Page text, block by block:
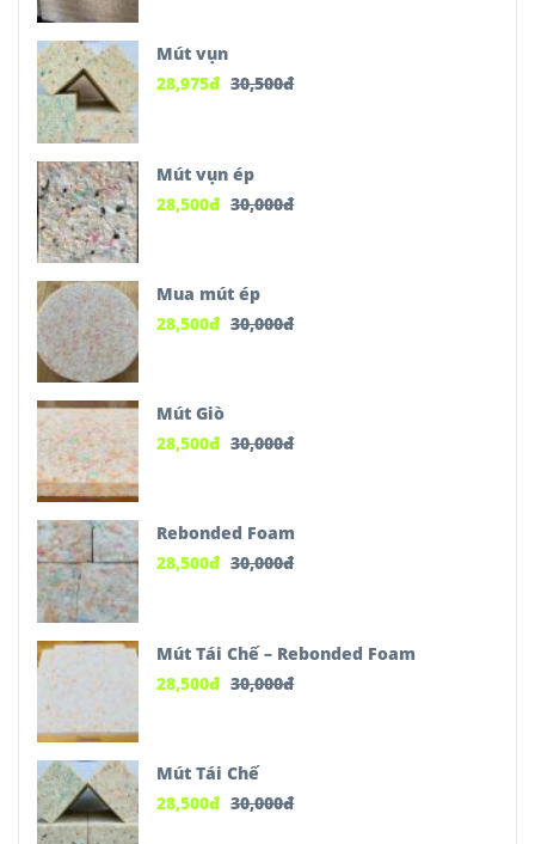
Mút vụn
28,975đ 30,500đ
Mút vụn ép
28,500đ 30,000đ
Mua mút ép
28,500đ 30,000đ
Mút Giò
28,500đ 30,000đ
Rebonded Foam
28,500đ 30,000đ
Mút Tái Chế – Rebonded Foam
28,500đ 30,000đ
Mút Tái Chế
28,500đ 30,000đ